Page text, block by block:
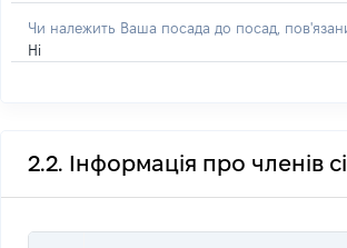
Чи належить Ваша посада до посад,
Ні
2.2. Інформація про членів